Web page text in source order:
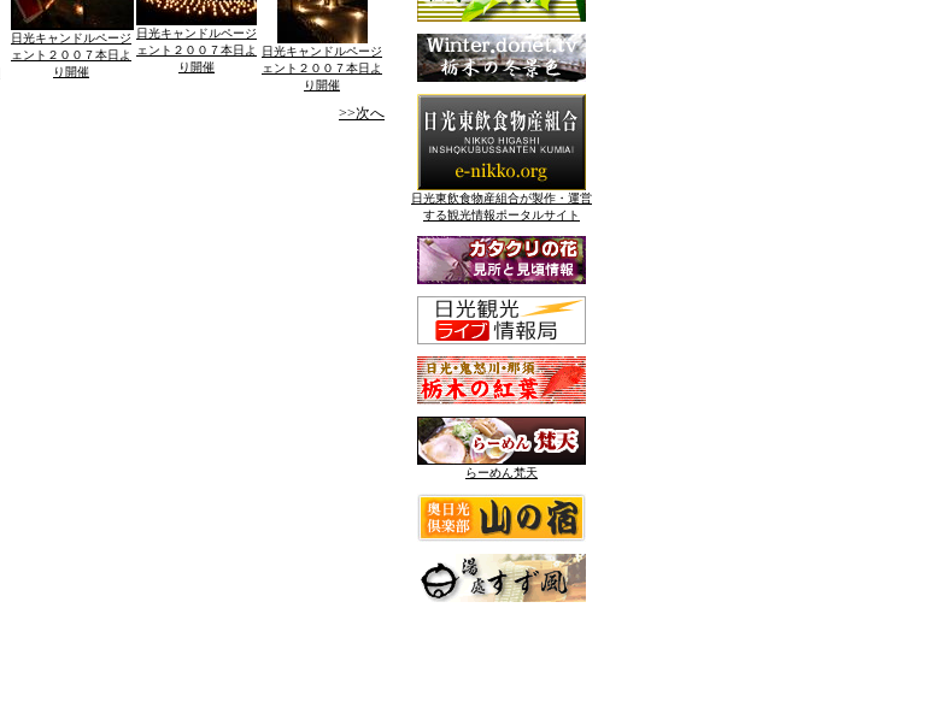
日光キャンドルページ
ェント２００７本日よ
り開催
日光キャンドルページ
ェント２００７本日よ
り開催
日光キャンドルページ
ェント２００７本日よ
り開催
>>次へ
日光東飲食物産組合が製作・運営
する観光情報ポータルサイト
らーめん梵天